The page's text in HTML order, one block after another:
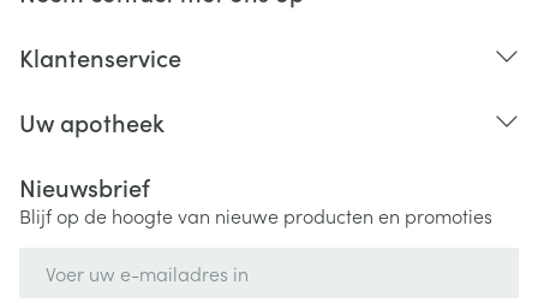
Klantenservice
Uw apotheek
Nieuwsbrief
Blijf op de hoogte van nieuwe producten en promoties